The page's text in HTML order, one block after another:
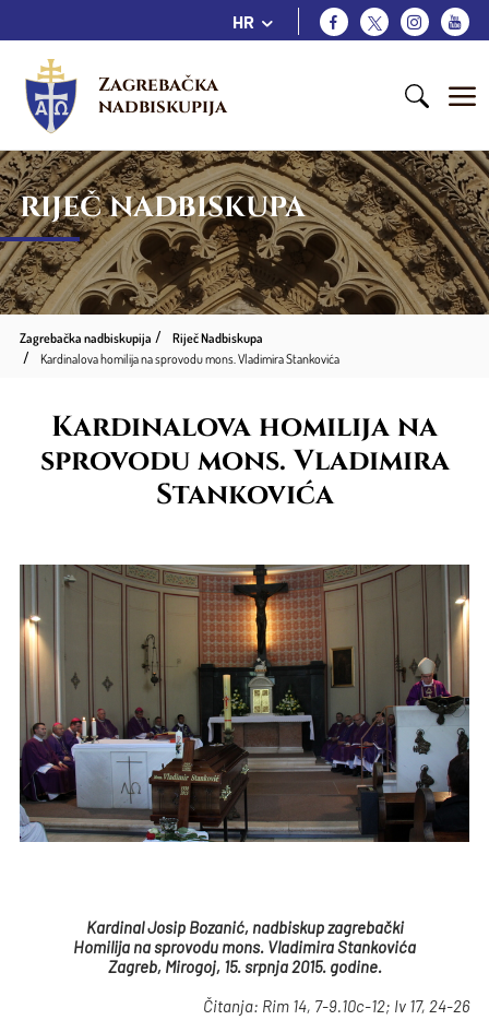
HR
Zagrebačka
nadbiskupija
RIJEČ NADBISKUPA
Zagrebačka nadbiskupija
Riječ Nadbiskupa
Kardinalova homilija na sprovodu mons. Vladimira Stankovića
Kardinalova homilija na
sprovodu mons. Vladimira
Stankovića
Kardinal Josip Bozanić, nadbiskup zagrebački
Homilija na sprovodu mons. Vladimira Stankovića
Zagreb, Mirogoj, 15. srpnja 2015. godine.
Čitanja: Rim 14, 7-9.10c-12; Iv 17, 24-26